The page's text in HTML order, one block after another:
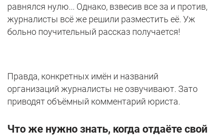
равнялся нулю... Однако, взвесив все за и против,
журналисты всё же решили разместить её. Уж
больно поучительный рассказ получается!
Правда, конкретных имён и названий
организаций журналисты не озвучивают. Зато
приводят объёмный комментарий юриста.
Что же нужно знать, когда отдаёте свой